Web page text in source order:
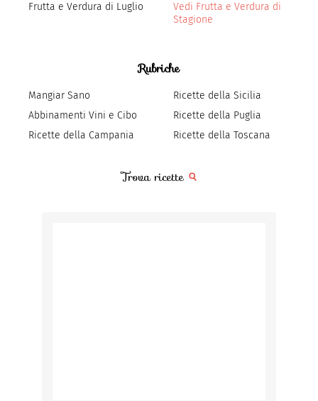
Frutta e Verdura di Luglio
Vedi Frutta e Verdura di
Stagione
Rubriche
Mangiar Sano
Abbinamenti Vini e Cibo
Ricette della Campania
Ricette della Sicilia
Ricette della Puglia
Ricette della Toscana
Trova ricette